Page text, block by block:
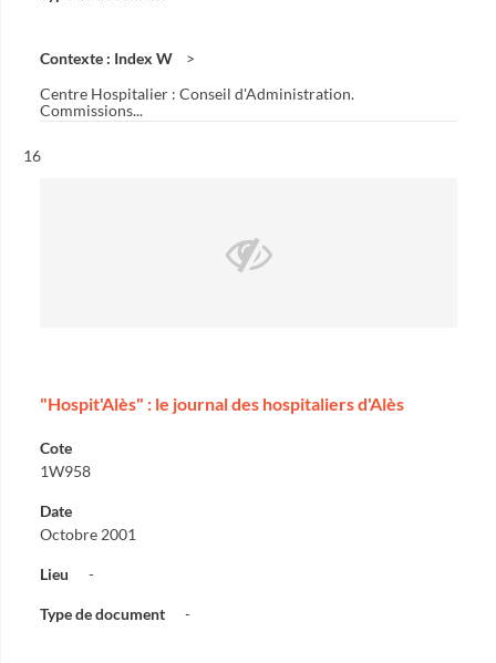
Contexte : Index W
Centre Hospitalier : Conseil d'Administration.
Commissions...
Résultat n°
16
"Hospit'Alès" : le journal des hospitaliers d'Alès
Cote
1W958
Date
Octobre 2001
Lieu -
Type de document -